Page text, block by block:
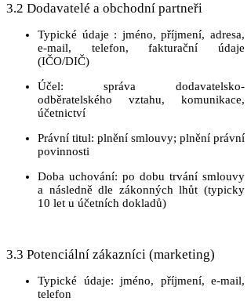
3.2 Dodavatelé a obchodní partneři
Typické údaje : jméno, příjmení, adresa,
e-mail, telefon, fakturační údaje
(IČO/DIČ)
Účel: správa dodavatelsko-
odběratelského vztahu, komunikace,
účetnictví
Právní titul: plnění smlouvy; plnění právní
povinnosti
Doba uchování: po dobu trvání smlouvy
a následně dle zákonných lhůt (typicky
10 let u účetních dokladů)
3.3 Potenciální zákazníci (marketing)
Typické údaje: jméno, příjmení, e-mail,
telefon